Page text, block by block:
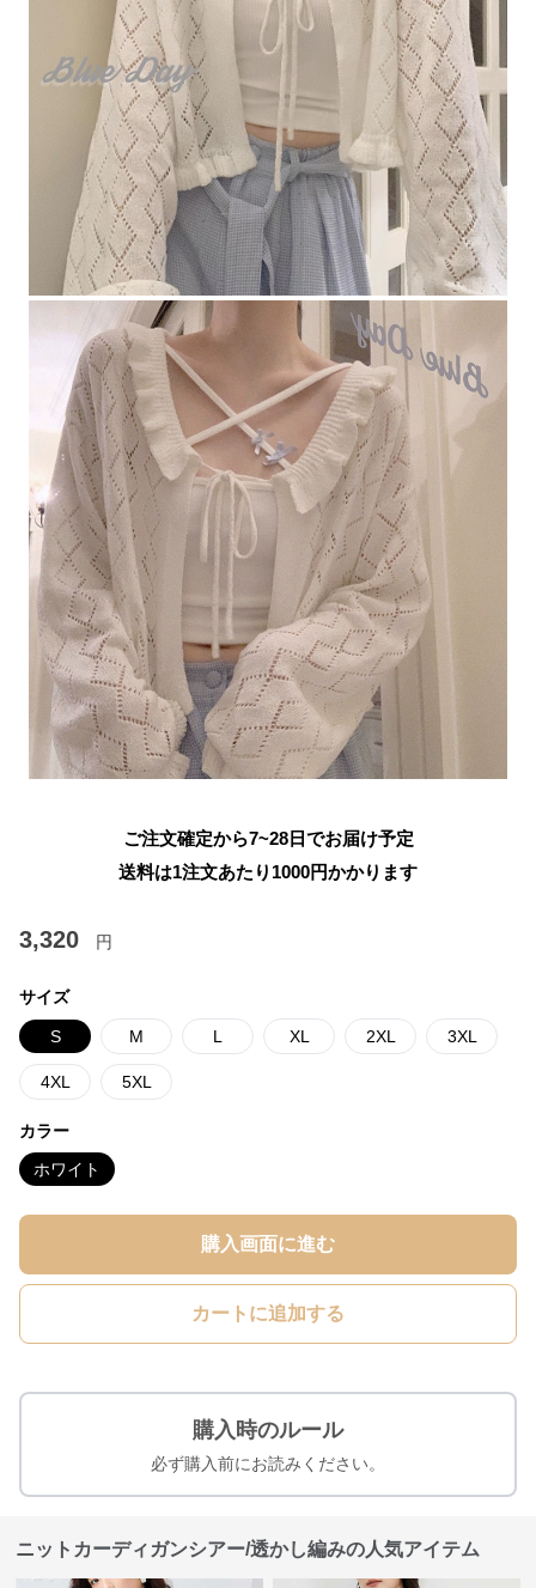
ご注文確定から7~28日でお届け予定
送料は1注文あたり 1000円かかります
3,320 円
サイズ
S M L XL 2XL 3XL
4XL 5XL
カラー
ホワイト
購入画面に進む
カートに追加する
購入時のルール
必ず購入前にお読みください。
ニットカーディガンシアー/透かし編みの人気アイテム